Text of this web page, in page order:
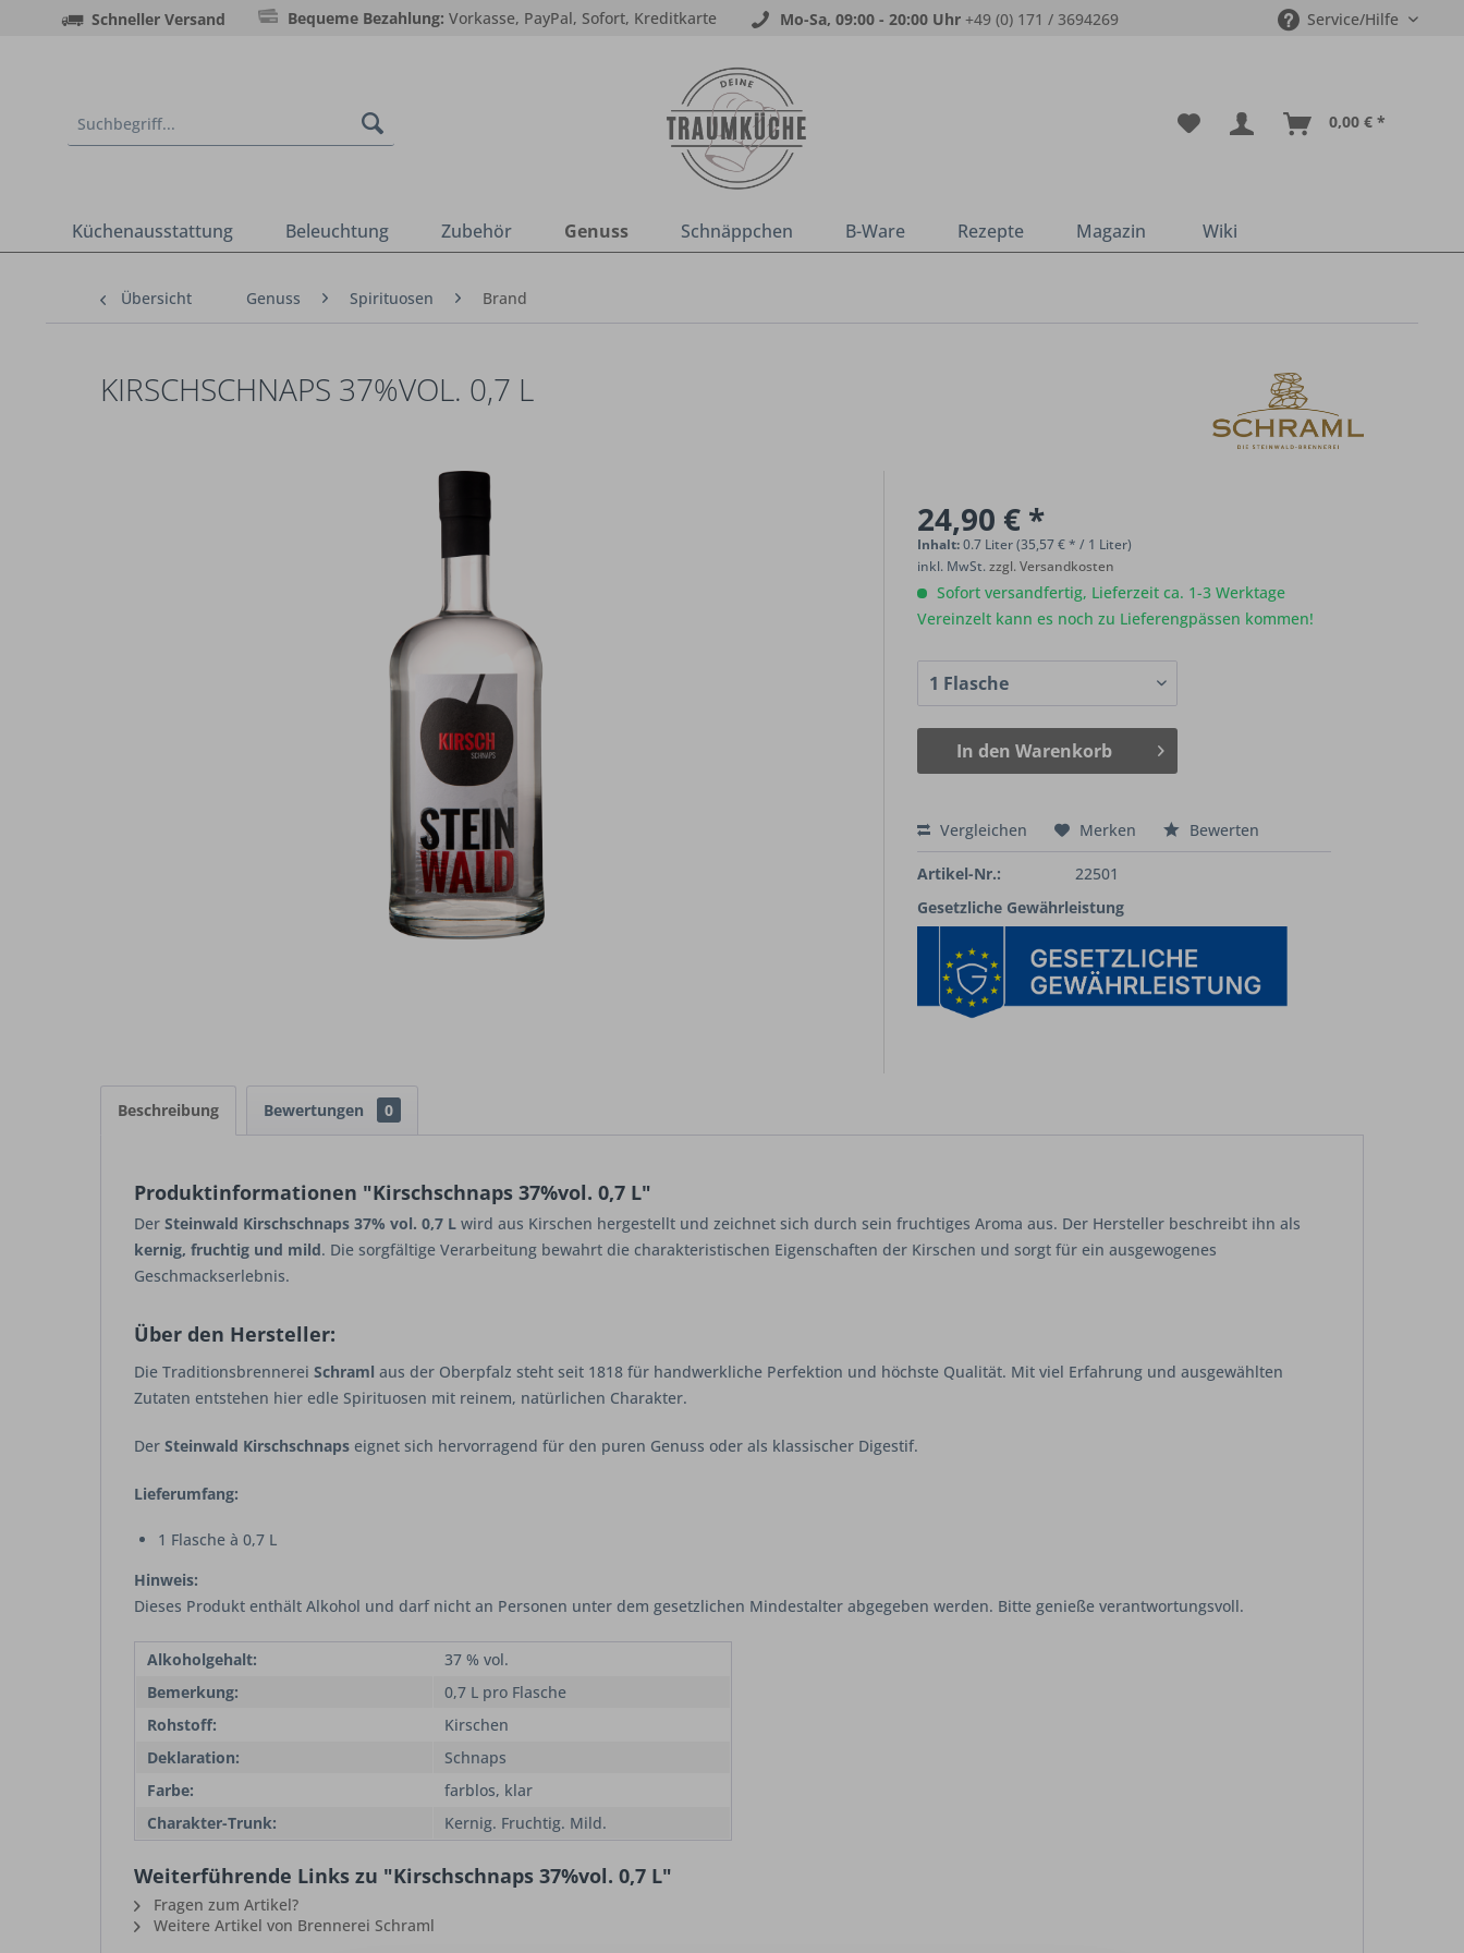
Schneller Versand Bequeme Bezahlung: Vorkasse, PayPal, Sofort, Kreditkarte Mo-Sa, 09:00 - 20:00 Uhr +49 (0) 171 / 3694269 Service/Hilfe
0,00 € *
Küchenausstattung Beleuchtung Zubehör Genuss Schnäppchen B-Ware Rezepte Magazin Wiki
Übersicht Genuss Spirituosen Brand
KIRSCHSCHNAPS 37%VOL. 0,7 L
24,90 € *
Inhalt:0.7 Liter (35,57 € * / 1 Liter)
inkl. MwSt.zzgl. Versandkosten
Sofort versandfertig, Lieferzeit ca. 1-3 Werktage
Vereinzelt kann es noch zu Lieferengpässen kommen!
In den Warenkorb
Vergleichen Merken Bewerten
Artikel-Nr.:
22501
Gesetzliche Gewährleistung
Beschreibung Bewertungen 0
Produktinformationen "Kirschschnaps 37%vol. 0,7 L"
Der Steinwald Kirschschnaps 37% vol. 0,7 L wird aus Kirschen hergestellt und zeichnet sich durch sein fruchtiges Aroma aus. Der Hersteller beschreibt ihn als
kernig, fruchtig und mild. Die sorgfältige Verarbeitung bewahrt die charakteristischen Eigenschaften der Kirschen und sorgt für ein ausgewogenes
Geschmackserlebnis.
Über den Hersteller:
Die Traditionsbrennerei Schraml aus der Oberpfalz steht seit 1818 für handwerkliche Perfektion und höchste Qualität. Mit viel Erfahrung und ausgewählten
Zutaten entstehen hier edle Spirituosen mit reinem, natürlichen Charakter.
Der Steinwald Kirschschnaps eignet sich hervorragend für den puren Genuss oder als klassischer Digestif.
Lieferumfang:
1 Flasche à 0,7 L
Hinweis:
Dieses Produkt enthält Alkohol und darf nicht an Personen unter dem gesetzlichen Mindestalter abgegeben werden. Bitte genieße verantwortungsvoll.
Alkoholgehalt:
37 % vol.
Bemerkung:
0,7 L pro Flasche
Rohstoff:
Kirschen
Deklaration:
Schnaps
Farbe:
farblos, klar
Charakter-Trunk:
Kernig. Fruchtig. Mild.
Weiterführende Links zu "Kirschschnaps 37%vol. 0,7 L"
Fragen zum Artikel?
Weitere Artikel von Brennerei Schraml